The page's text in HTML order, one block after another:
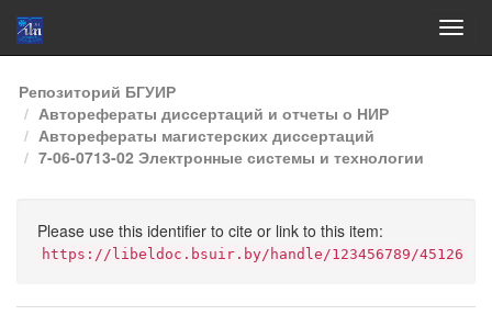
Skip
navigation
Репозиторий БГУИР
Авторефераты диссертаций и отчеты о НИР
Авторефераты магистерских диссертаций
7-06-0713-02 Электронные системы и технологии
Please use this identifier to cite or link to this item:
https://libeldoc.bsuir.by/handle/123456789/45126